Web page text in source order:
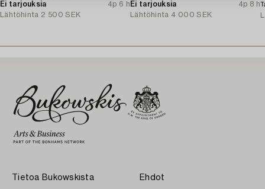
Ei tarjouksia
4p 6 h
Lähtöhinta 2 500 SEK
Ei tarjouksia
4p 8 h
Lähtöhinta 4 000 SEK
Tietoa Bukowskista Ehdot